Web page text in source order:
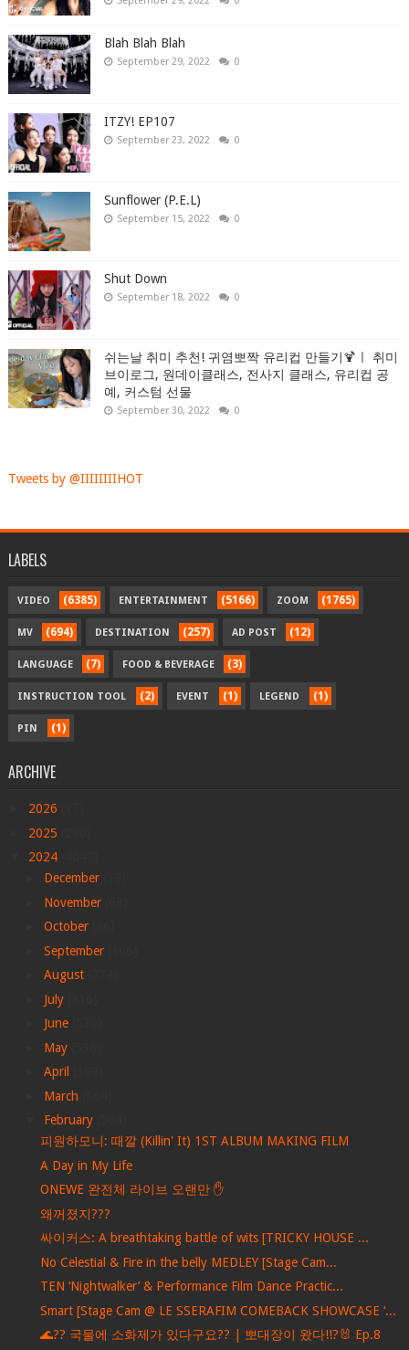
Blah Blah Blah
September 29, 2022 0
ITZY! EP107
September 23, 2022 0
Sunflower (P.E.L)
September 15, 2022 0
Shut Down
September 18, 2022 0
쉬는날 취미 추천! 귀염뽀짝 유리컵 만들기🍹ㅣ 취미
브이로그, 원데이클래스, 전사지 클래스, 유리컵 공
예, 커스텀 선물
September 30, 2022 0
Tweets by @IIIIIIIIHOT
LABELS
VIDEO (6385) ENTERTAINMENT (5166) ZOOM (1765)
MV (694) DESTINATION (257) AD POST (12)
LANGUAGE (7) FOOD & BEVERAGE (3)
INSTRUCTION TOOL (2) EVENT (1) LEGEND (1)
PIN (1)
ARCHIVE
2026
2025
2024
December
November
October
September
August
July
June
May
April
March
February
피원하모니: 때깔 (Killin' It) 1ST ALBUM MAKING FILM
A Day in My Life
ONEWE 완전체 라이브 오랜만 ✋
왜꺼졌지???
싸이커스: A breathtaking battle of wits [TRICKY HOUSE ...
No Celestial & Fire in the belly MEDLEY [Stage Cam...
TEN ‘Nightwalker’ & Performance Film Dance Practic...
Smart [Stage Cam @ LE SSERAFIM COMEBACK SHOWCASE ‘...
🌊?? 국물에 소화제가 있다구요?? | 뽀대장이 왔다!!?🐰 Ep.8